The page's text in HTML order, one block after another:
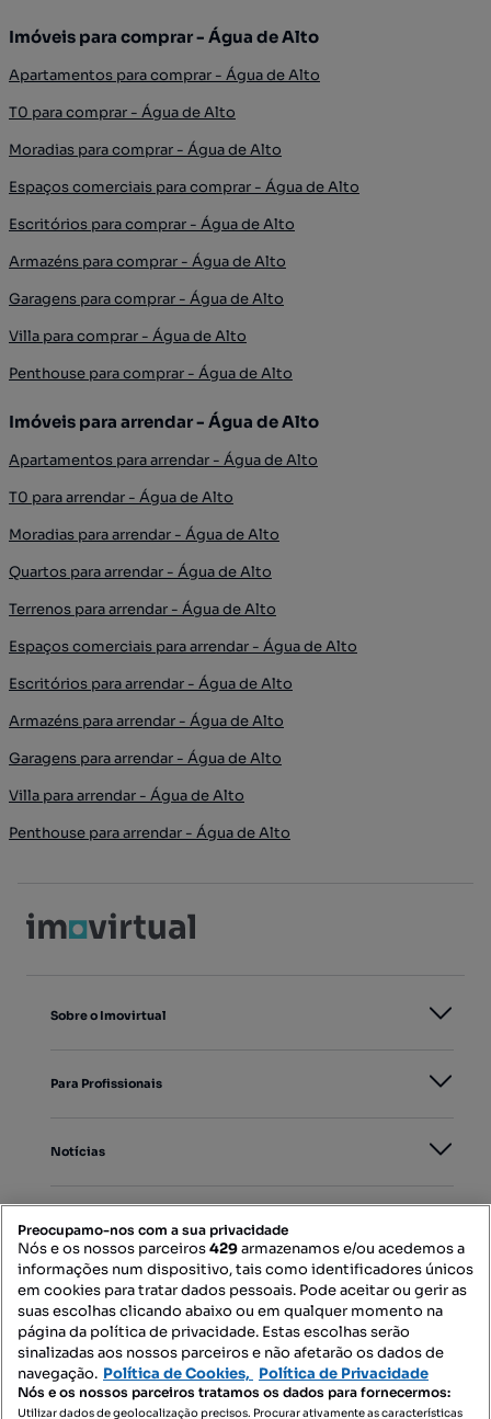
Imóveis para comprar - Água de Alto
Apartamentos para comprar - Água de Alto
T0 para comprar - Água de Alto
Moradias para comprar - Água de Alto
Espaços comerciais para comprar - Água de Alto
Escritórios para comprar - Água de Alto
Armazéns para comprar - Água de Alto
Garagens para comprar - Água de Alto
Villa para comprar - Água de Alto
Penthouse para comprar - Água de Alto
Imóveis para arrendar - Água de Alto
Apartamentos para arrendar - Água de Alto
T0 para arrendar - Água de Alto
Moradias para arrendar - Água de Alto
Quartos para arrendar - Água de Alto
Terrenos para arrendar - Água de Alto
Espaços comerciais para arrendar - Água de Alto
Escritórios para arrendar - Água de Alto
Armazéns para arrendar - Água de Alto
Garagens para arrendar - Água de Alto
Villa para arrendar - Água de Alto
Penthouse para arrendar - Água de Alto
Sobre o Imovirtual
Para Profissionais
Notícias
Mapa do Site
Contacte-nos
Preocupamo-nos com a sua privacidade
Nós e os nossos parceiros429armazenamos e/ou acedemos a
informações num dispositivo, tais como identificadores únicos
em cookies para tratar dados pessoais. Pode aceitar ou gerir as
suas escolhas clicando abaixo ou em qualquer momento na
página da política de privacidade. Estas escolhas serão
sinalizadas aos nossos parceiros e não afetarão os dados de
navegação. Política de Cookies, Política de Privacidade
Nós e os nossos parceiros tratamos os dados para fornecermos:
Utilizar dados de geolocalização precisos. Procurar ativamente as características